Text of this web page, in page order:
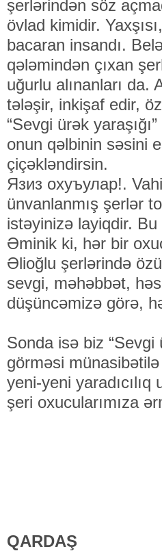
şerlərindən söz
övlad kimidir.
bacaran insandı.
qələmindən çıxan
uğurlu alınanları
tələşir, inkişaf edir,
“Sevgi ürək
onun qəlbinin səsini
çiçəkləndirsin.
Язиз охуъулар!.
ünvanlanmış şerlər
istəyinizə layiqdir.
Əminik ki, hər bir
Əlioğlu şerlərində
sevgi, məhəbbət,
düşüncəmizə görə,
Sonda isə biz “Sevgi
görməsi
yeni-yeni
şeri oxucularımıza
QARDAŞ